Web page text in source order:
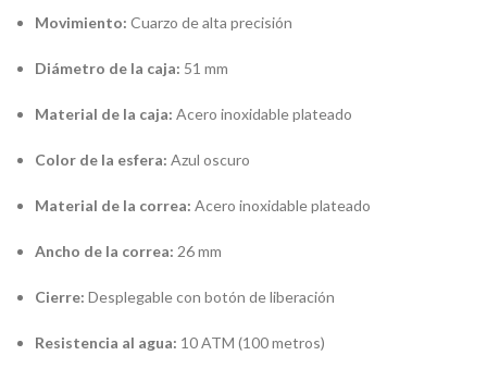
Movimiento: Cuarzo de alta precisión
Diámetro de la caja: 51 mm
Material de la caja: Acero inoxidable plateado
Color de la esfera: Azul oscuro
Material de la correa: Acero inoxidable plateado
Ancho de la correa: 26 mm
Cierre: Desplegable con botón de liberación
Resistencia al agua: 10 ATM (100 metros)